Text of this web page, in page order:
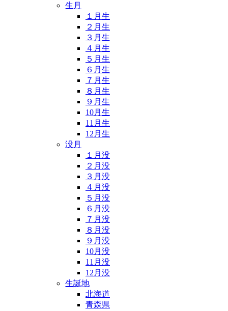
生月
１月生
２月生
３月生
４月生
５月生
６月生
７月生
８月生
９月生
10月生
11月生
12月生
没月
１月没
２月没
３月没
４月没
５月没
６月没
７月没
８月没
９月没
10月没
11月没
12月没
生誕地
北海道
青森県